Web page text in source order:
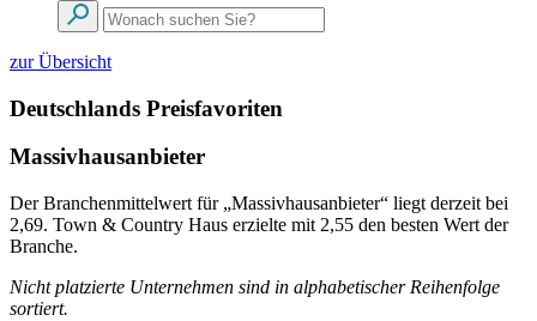
zur Übersicht
Deutschlands Preisfavoriten
Massivhausanbieter
Der Branchenmittelwert für „Massivhausanbieter“ liegt derzeit bei
2,69. Town & Country Haus erzielte mit 2,55 den besten Wert der
Branche.
Nicht platzierte Unternehmen sind in alphabetischer Reihenfolge
sortiert.